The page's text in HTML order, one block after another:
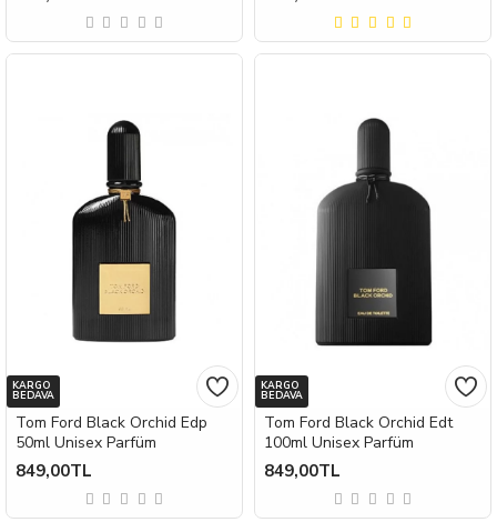
KARGO
BEDAVA
Tom Ford Black Orchid Edp
50ml Unisex Parfüm
849,00TL
KARGO
BEDAVA
Tom Ford Black Orchid Edt
100ml Unisex Parfüm
849,00TL